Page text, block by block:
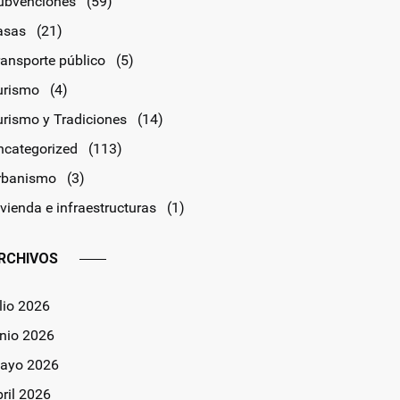
(21)
público
(5)
(4)
y Tradiciones
(14)
(113)
(3)
e infraestructuras
(1)
2026
2026
2026
2026